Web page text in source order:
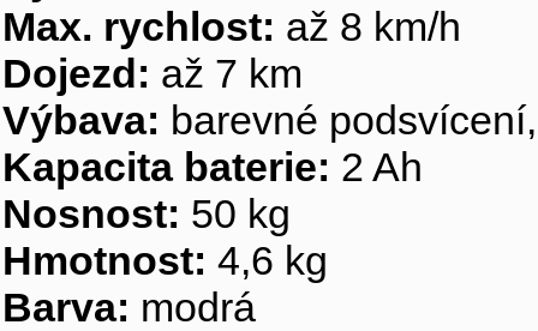
Max. rychlost: až 8 km/h
Dojezd: až 7 km
Výbava: barevné
Kapacita baterie: 2 Ah
Nosnost: 50 kg
Hmotnost: 4,6 kg
Barva: modrá